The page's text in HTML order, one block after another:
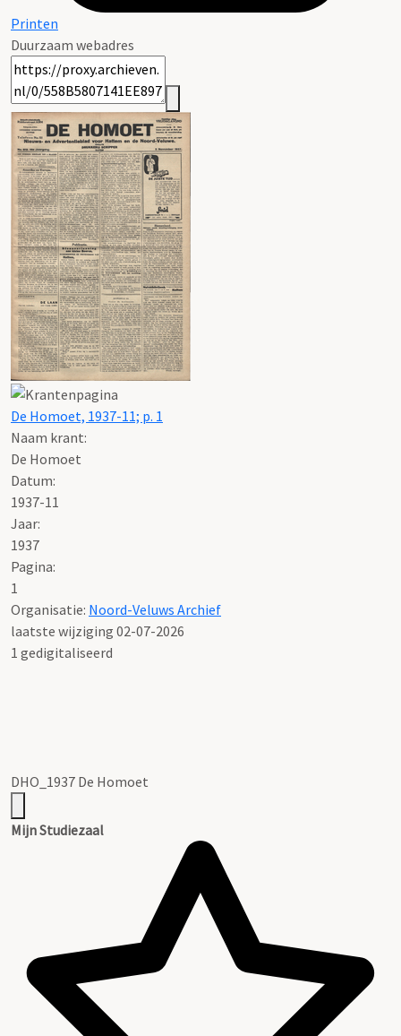
Printen
Duurzaam webadres
De Homoet, 1937-11; p. 1
Naam krant:
De Homoet
Datum:
1937-11
Jaar:
1937
Pagina:
1
Organisatie: Noord-Veluws Archief
laatste wijziging 02-07-2026
1 gedigitaliseerd
DHO_1937 De Homoet
Mijn Studiezaal